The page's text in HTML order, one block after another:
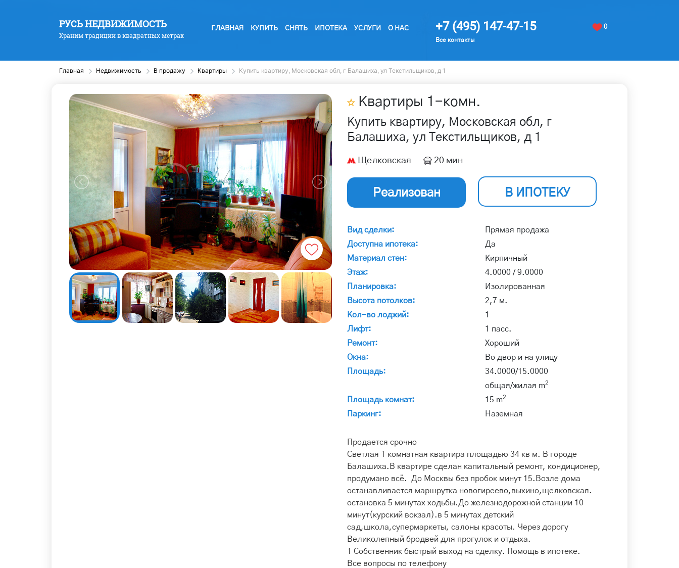
РУСЬ НЕДВИЖИМОСТЬ
Храним традиции в квадратных метрах
ГЛАВНАЯ КУПИТЬ СНЯТЬ ИПОТЕКА УСЛУГИ О НАС +7 (495) 147-47-15
Все контакты
0
Главная Недвижимость В продажу Квартиры Купить квартиру, Московская обл, г Балашиха, ул Текстильщиков, д 1
Квартиры 1 -комн.
Купить квартиру, Московская обл, г
Балашиха, ул Текстильщиков, д 1
Щелковская 20 мин
Реализован В ИПОТЕКУ
Вид сделки:
Прямая продажа
Доступна ипотека:
Да
Материал стен:
Кирпичный
Этаж:
4.0000 / 9.0000
Планировка:
Изолированная
Высота потолков:
2,7 м.
Кол-во лоджий:
1
Лифт:
1 пасс.
Ремонт:
Хороший
Окна:
Во двор и на улицу
Площадь:
34.0000/15.0000
общая/жилая m2
Площадь комнат: 15 m2
Паркинг: Наземная
Продается срочно
Светлая 1 комнатная квартира площадью 34 кв м. В городе
Балашиха.В квартире сделан капитальный ремонт, кондиционер,
продумано всё. До Москвы без пробок минут 15.Возле дома
останавливается маршрутка новогиреево,выхино,щелковская.
остановка 5 минутах ходьбы.До железнодорожной станции 10
минут(курский вокзал).в 5 минутах детский
сад,школа,супермаркеты, салоны красоты. Через дорогу
Великолепный бродвей для прогулок и отдыха.
1 Собственник быстрый выход на сделку. Помощь в ипотеке.
Все вопросы по телефону